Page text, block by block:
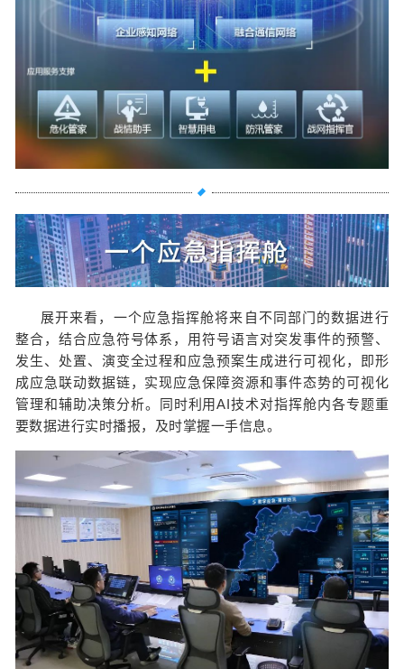
展开来看，一个应急指挥舱将来自不同部门的数据进行
整合，结合应急符号体系，用符号语言对突发事件的预警、
发生、处置、演变全过程和应急预案生成进行可视化，即形
成应急联动数据链，实现应急保障资源和事件态势的可视化
管理和辅助决策分析。同时利用AI技术对指挥舱内各专题重
要数据进行实时播报，及时掌握一手信息。